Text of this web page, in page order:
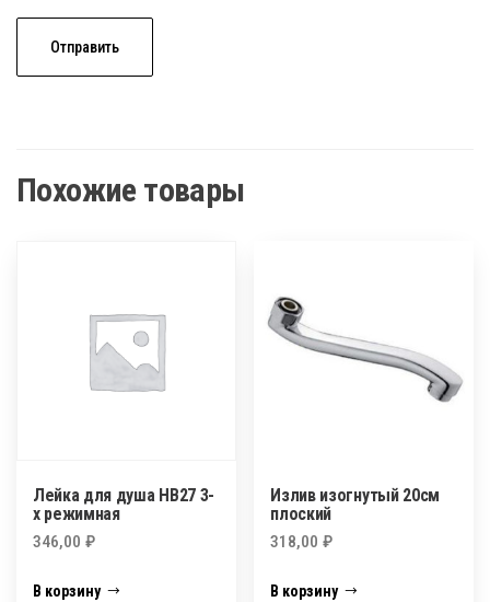
Похожие товары
Лейка для душа НВ27 3-
х режимная
346,00 ₽
В корзину
Излив изогнутый 20см
плоский
318,00₽
В корзину